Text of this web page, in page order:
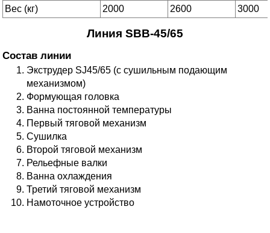
Вес (кг) 2000 2600 3000
Линия SBB-45/65
Состав линии
Экструдер SJ45/65 (с сушильным подающим
механизмом)
Формующая головка
Ванна постоянной температуры
Первый тяговой механизм
Сушилка
Второй тяговой механизм
Рельефные валки
Ванна охлаждения
Третий тяговой механизм
Намоточное устройство